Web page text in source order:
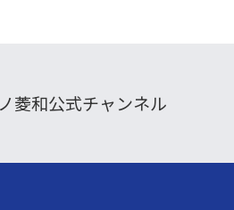
菱和公式チャンネル